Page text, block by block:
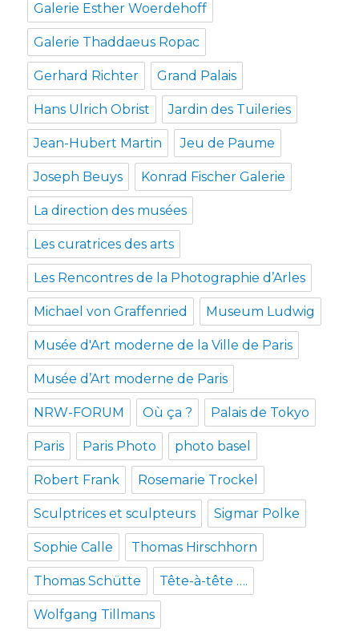
Galerie Esther Woerdehoff
Galerie Thaddaeus Ropac
Gerhard Richter Grand Palais
Hans Ulrich Obrist Jardin des Tuileries
Jean-Hubert Martin Jeu de Paume
Joseph Beuys Konrad Fischer Galerie
La direction des musées
Les curatrices des arts
Les Rencontres de la Photographie d’Arles
Michael von Graffenried Museum Ludwig
Musée d'Art moderne de la Ville de Paris
Musée d’Art moderne de Paris
NRW-FORUM Où ça ? Palais de Tokyo
Paris Paris Photo photo basel
Robert Frank Rosemarie Trockel
Sculptrices et sculpteurs Sigmar Polke
Sophie Calle Thomas Hirschhorn
Thomas Schütte Tête-à-tête ….
Wolfgang Tillmans